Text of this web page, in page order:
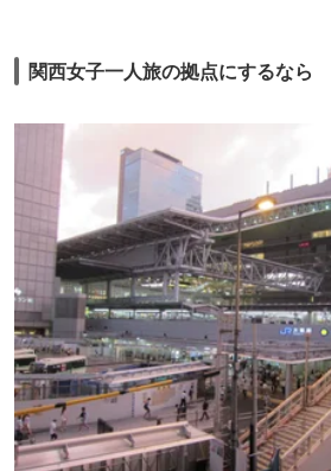
関西女子一人旅の拠点にするなら